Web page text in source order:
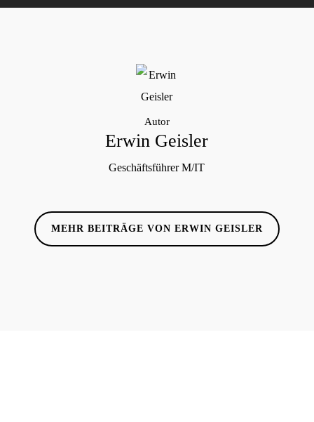
Autor
Erwin Geisler
Geschäftsführer M/IT
MEHR BEITRÄGE VON ERWIN GEISLER